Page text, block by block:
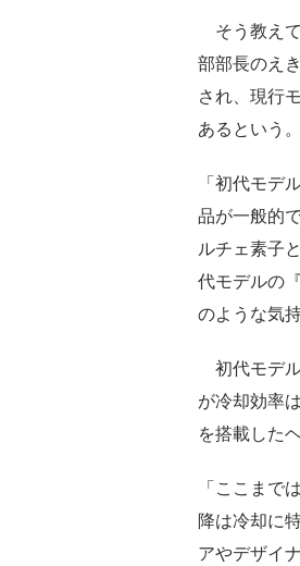
そう教えて
部部長のえ
され、現行
あるという。
「初代モデ
品が一般的
ルチェ素子
代モデルの
のような気
初代モデル
が冷却効率
を搭載した
「ここまで
降は冷却に
アやデザイ